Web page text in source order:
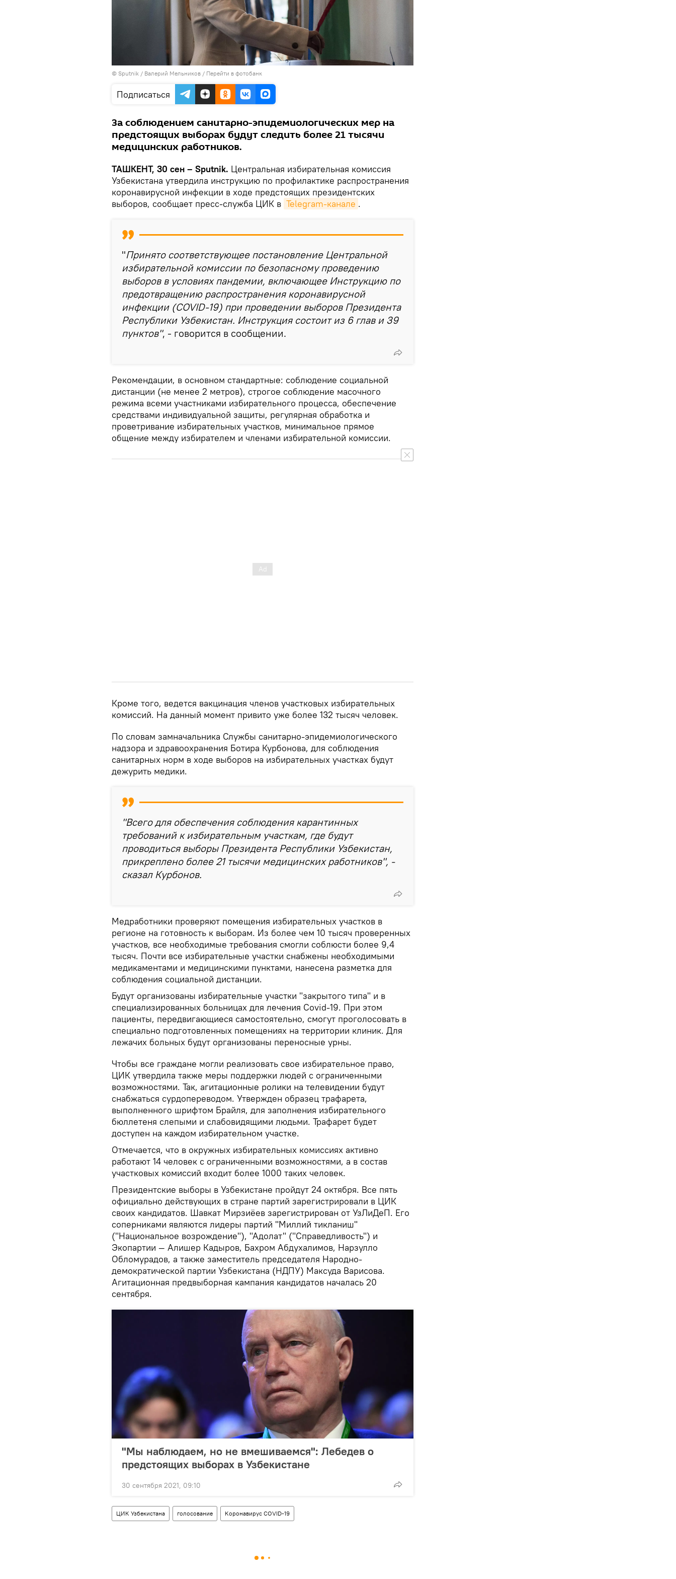
© Sputnik / Валерий Мельников / Перейти в фотобанк
Подписаться
За соблюдением санитарно-эпидемиологических мер на
предстоящих выборах будут следить более 21 тысячи
медицинских работников.
ТАШКЕНТ, 30 сен – Sputnik. Центральная избирательная комиссия
Узбекистана утвердила инструкцию по профилактике распространения
коронавирусной инфекции в ходе предстоящих президентских
выборов, сообщает пресс-служба ЦИК в Telegram-канале .
"Принято соответствующее постановление Центральной
избирательной комиссии по безопасному проведению
выборов в условиях пандемии, включающее Инструкцию по
предотвращению распространения коронавирусной
инфекции (COVID-19) при проведении выборов Президента
Республики Узбекистан. Инструкция состоит из 6 глав и 39
пунктов", - говорится в сообщении.
Рекомендации, в основном стандартные: соблюдение социальной
дистанции (не менее 2 метров), строгое соблюдение масочного
режима всеми участниками избирательного процесса, обеспечение
средствами индивидуальной защиты, регулярная обработка и
проветривание избирательных участков, минимальное прямое
общение между избирателем и членами избирательной комиссии.
Кроме того, ведется вакцинация членов участковых избирательных
комиссий. На данный момент привито уже более 132 тысяч человек.
По словам замначальника Службы санитарно-эпидемиологического
надзора и здравоохранения Ботира Курбонова, для соблюдения
санитарных норм в ходе выборов на избирательных участках будут
дежурить медики.
"Всего для обеспечения соблюдения карантинных
требований к избирательным участкам, где будут
проводиться выборы Президента Республики Узбекистан,
прикреплено более 21 тысячи медицинских работников", -
сказал Курбонов.
Медработники проверяют помещения избирательных участков в
регионе на готовность к выборам. Из более чем 10 тысяч проверенных
участков, все необходимые требования смогли соблюсти более 9,4
тысяч. Почти все избирательные участки снабжены необходимыми
медикаментами и медицинскими пунктами, нанесена разметка для
соблюдения социальной дистанции.
Будут организованы избирательные участки "закрытого типа" и в
специализированных больницах для лечения Covid-19. При этом
пациенты, передвигающиеся самостоятельно, смогут проголосовать в
специально подготовленных помещениях на территории клиник. Для
лежачих больных будут организованы переносные урны.
Чтобы все граждане могли реализовать свое избирательное право,
ЦИК утвердила также меры поддержки людей с ограниченными
возможностями. Так, агитационные ролики на телевидении будут
снабжаться сурдопереводом. Утвержден образец трафарета,
выполненного шрифтом Брайля, для заполнения избирательного
бюллетеня слепыми и слабовидящими людьми. Трафарет будет
доступен на каждом избирательном участке.
Отмечается, что в окружных избирательных комиссиях активно
работают 14 человек с ограниченными возможностями, а в состав
участковых комиссий входит более 1000 таких человек.
Президентские выборы в Узбекистане пройдут 24 октября. Все пять
официально действующих в стране партий зарегистрировали в ЦИК
своих кандидатов. Шавкат Мирзиёев зарегистрирован от УзЛиДеП. Его
соперниками являются лидеры партий "Миллий тикланиш"
("Национальное возрождение"), "Адолат" ("Справедливость") и
Экопартии — Алишер Кадыров, Бахром Абдухалимов, Нарзулло
Обломурадов, а также заместитель председателя Народно-
демократической партии Узбекистана (НДПУ) Максуда Варисова.
Агитационная предвыборная кампания кандидатов началась 20
сентября.
"Мы наблюдаем, но не вмешиваемся": Лебедев о
предстоящих выборах в Узбекистане
30 сентября 2021, 09:10
ЦИК Узбекистана голосование Коронавирус COVID-19